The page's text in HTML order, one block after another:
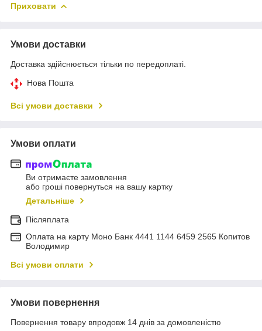
Приховати
Умови доставки
Доставка здійснюється тільки по передоплаті.
Нова Пошта
Всі умови доставки
Умови оплати
Ви отримаєте замовлення
або гроші повернуться на вашу картку
Детальніше
Післяплата
Оплата на карту Моно Банк 4441 1144 6459 2565 Копитов
Володимир
Всі умови оплати
Умови повернення
Повернення товару впродовж 14 днів за домовленістю